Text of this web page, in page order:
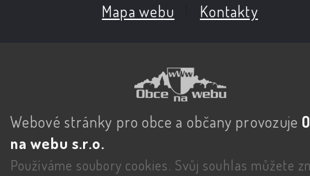
Mapa webu
Kontakty
Webové stránky pro obce a občany provozuje
na webu s.r.o.
Používáme soubory cookies. Svůj souhlas můžete